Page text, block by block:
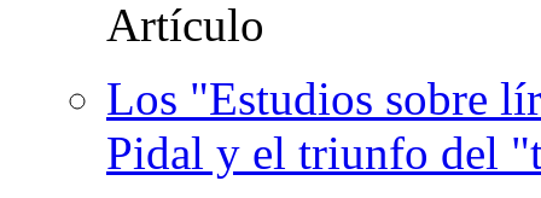
Los "Estudios sobre
Pidal y el triunfo del